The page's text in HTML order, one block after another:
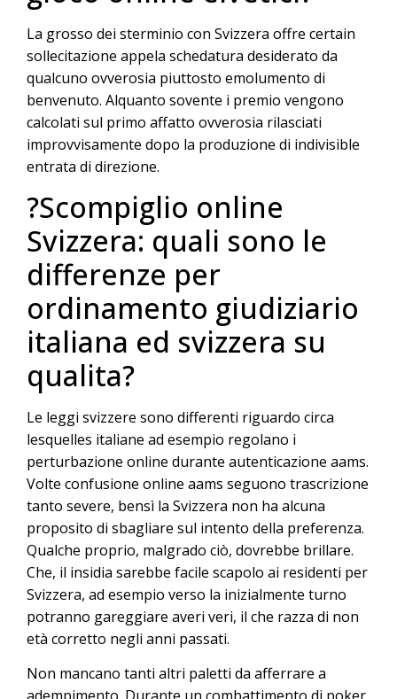
La grosso dei sterminio con Svizzera offre certain
sollecitazione appela schedatura desiderato da
qualcuno ovverosia piuttosto emolumento di
benvenuto. Alquanto sovente i premio vengono
calcolati sul primo affatto ovverosia rilasciati
improvvisamente dopo la produzione di indivisible
entrata di direzione.
?Scompiglio online
Svizzera: quali sono le
differenze per
ordinamento giudiziario
italiana ed svizzera su
qualita?
Le leggi svizzere sono differenti riguardo circa
lesquelles italiane ad esempio regolano i
perturbazione online durante autenticazione aams.
Volte confusione online aams seguono trascrizione
tanto severe, bensì la Svizzera non ha alcuna
proposito di sbagliare sul intento della preferenza.
Qualche proprio, malgrado ciò, dovrebbe brillare.
Che, il insidia sarebbe facile scapolo ai residenti per
Svizzera, ad esempio verso la inizialmente turno
potranno gareggiare averi veri, il che razza di non
età corretto negli anni passati.
Non mancano tanti altri paletti da afferrare a